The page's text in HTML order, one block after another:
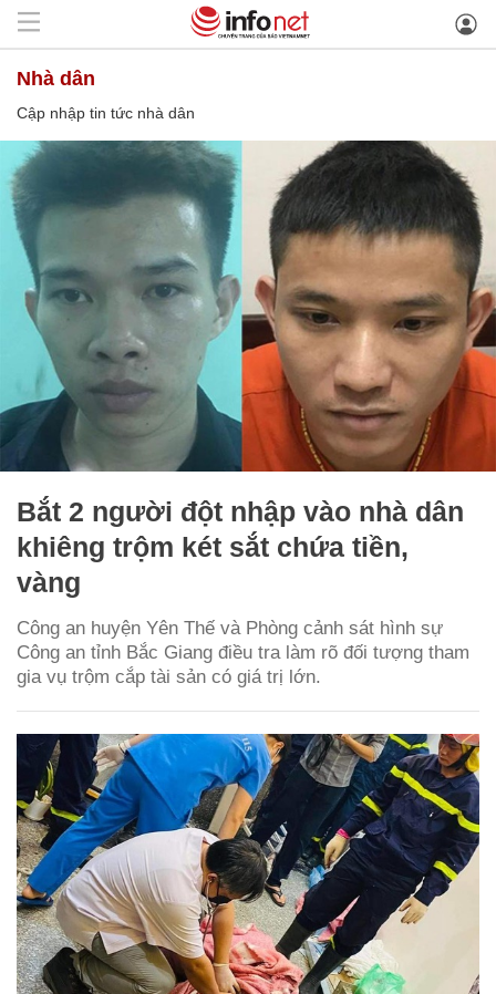
nhà dân
Cập nhập tin tức nhà dân
Bắt 2 người đột nhập vào nhà dân
khiêng trộm két sắt chứa tiền,
vàng
Công an huyện Yên Thế và Phòng cảnh sát hình sự
Công an tỉnh Bắc Giang điều tra làm rõ đối tượng tham
gia vụ trộm cắp tài sản có giá trị lớn.